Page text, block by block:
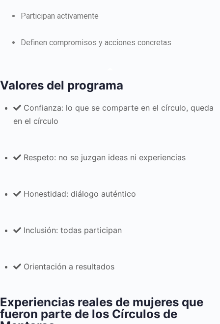
Participan activamente
Definen compromisos y acciones concretas
Valores del programa​
Confianza: lo que se comparte en el círculo, queda
en el círculo
Respeto: no se juzgan ideas ni experiencias
Honestidad: diálogo auténtico
Inclusión: todas participan
Orientación a resultados
Experiencias reales de mujeres que
fueron parte de los Círculos de